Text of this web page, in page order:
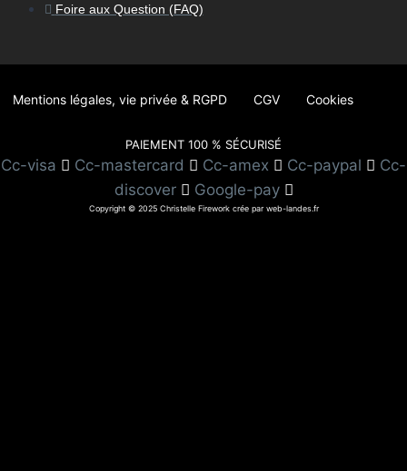
Foire aux Question (FAQ)
Mentions légales, vie privée & RGPD CGV Cookies
PAIEMENT 100 % SÉCURISÉ
Cc-visa Cc-mastercard Cc-amex Cc-paypal
Cc-
discover
Google-pay
Copyright © 2025 Christelle Firework crée par web-landes.fr